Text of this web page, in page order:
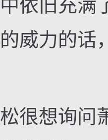
依旧充满
威力的话
想询问